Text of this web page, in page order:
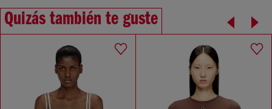
Quizás también te guste